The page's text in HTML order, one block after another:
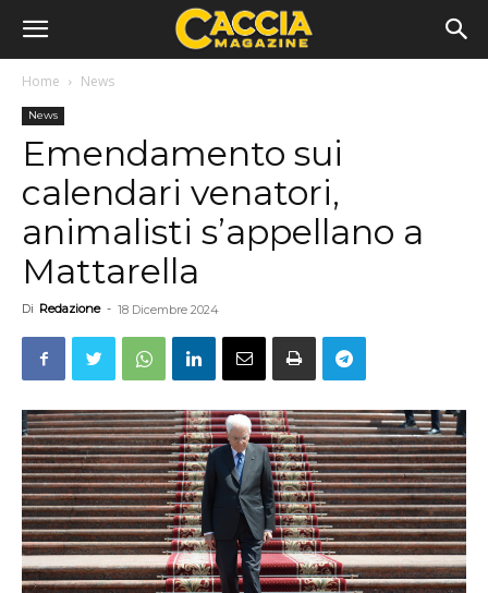
Home News
News
Emendamento sui
calendari venatori,
animalisti s’appellano a
Mattarella
Di Redazione - 18 Dicembre 2024